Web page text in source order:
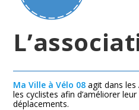
Ma Ville à Vélo 08 agit dans
les cyclistes afin d’améliorer
déplacements.